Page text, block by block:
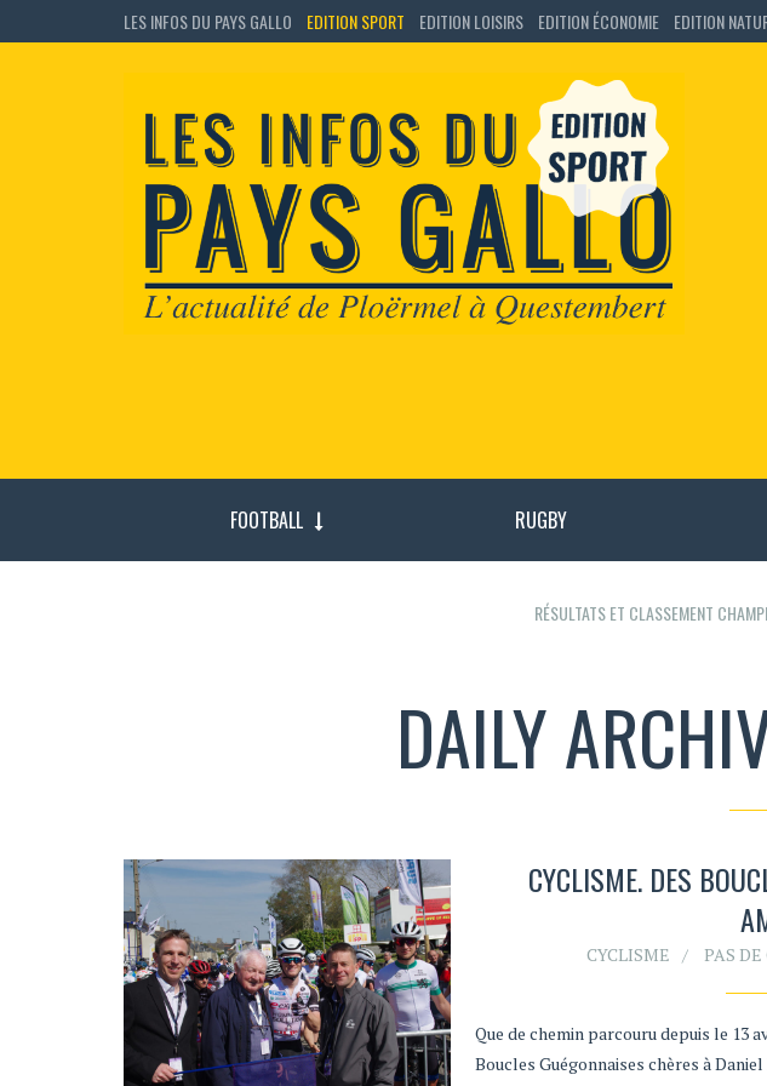
LES INFOS DU PAYS GALLO EDITION SPORT EDITION LOISIRS EDITION ÉCONOMIE EDITION
FOOTBALL RUGBY
RÉSULTATS ET CLASSEMENT
DAILY
CYCLISME. DES
CYCLISME PAS
Que de chemin parcouru depuis le 13
Boucles Guégonnaises chères à